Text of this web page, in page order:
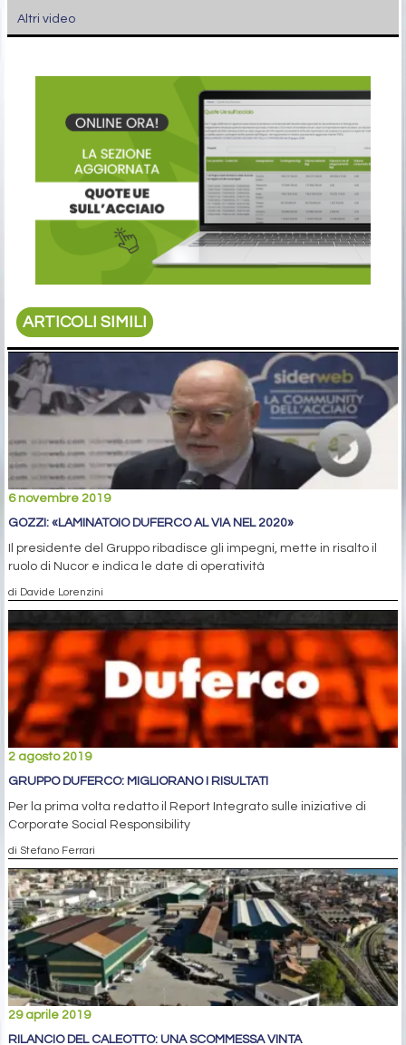
Altri video
ARTICOLI SIMILI
6 novembre 2019
GOZZI: «LAMINATOIO DUFERCO AL VIA NEL 2020»
Il presidente del Gruppo ribadisce gli impegni, mette in risalto il
ruolo di Nucor e indica le date di operatività
di Davide Lorenzini
2 agosto 2019
GRUPPO DUFERCO: MIGLIORANO I RISULTATI
Per la prima volta redatto il Report Integrato sulle iniziative di
Corporate Social Responsibility
di Stefano Ferrari
29 aprile 2019
RILANCIO DEL CALEOTTO: UNA SCOMMESSA VINTA